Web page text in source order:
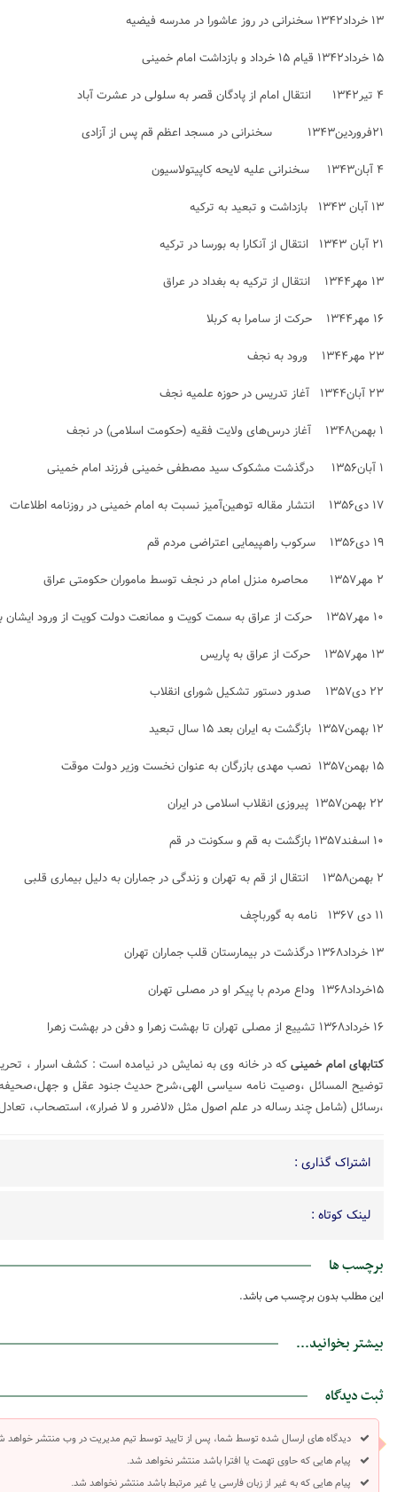
۱۳ خرداد۱۳۴۲ سخنرانی در روز عاشورا در مدرسه فیضیه
۱۵ خرداد۱۳۴۲ قیام ۱۵ خرداد و بازداشت امام خمینی
۴ تیر۱۳۴۲ انتقال امام از پادگان قصر به سلولی در عشرت آباد
۲۱فروردین۱۳۴۳ سخنرانی در مسجد اعظم قم پس از آزادی
۴ آبان۱۳۴۳ سخنرانی علیه لایحه کاپیتولاسیون
۱۳ آبان ۱۳۴۳ بازداشت و تبعید به ترکیه
۲۱ آبان ۱۳۴۳ انتقال از آنکارا به بورسا در ترکیه
۱۳ مهر۱۳۴۴ انتقال از ترکیه به بغداد در عراق
۱۶ مهر۱۳۴۴ حرکت از سامرا به کربلا
۲۳ مهر۱۳۴۴ ورود به نجف
۲۳ آبان۱۳۴۴ آغاز تدریس در حوزه علمیه نجف
۱ بهمن۱۳۴۸ آغاز درس‌های ولایت فقیه (حکومت اسلامی) در نجف
۱ آبان۱۳۵۶ درگذشت مشکوک سید مصطفی خمینی فرزند امام خمینی
۱۷ دی۱۳۵۶ انتشار مقاله توهین‌آمیز نسبت به امام خمینی در روزنامه اطلاعات
۱۹ دی۱۳۵۶ سرکوب راهپیمایی اعتراضی مردم قم
۲ مهر۱۳۵۷ محاصره منزل امام در نجف توسط ماموران حکومتی عراق
۱۰ مهر۱۳۵۷ حرکت از عراق به سمت کویت و ممانعت دولت کویت از ورود ایشان به کویت
۱۳ مهر۱۳۵۷ حرکت از عراق به پاریس
۲۲ دی۱۳۵۷ صدور دستور تشکیل شورای انقلاب
۱۲ بهمن۱۳۵۷ بازگشت به ایران بعد ۱۵ سال تبعید
۱۵ بهمن۱۳۵۷ نصب مهدی بازرگان به عنوان نخست وزیر دولت موقت
۲۲ بهمن۱۳۵۷ پیروزی انقلاب اسلامی در ایران
۱۰ اسفند۱۳۵۷ بازگشت به قم و سکونت در قم
۲ بهمن۱۳۵۸ انتقال از قم به تهران و زندگی در جماران به دلیل بیماری قلبی
۱۱ دی ۱۳۶۷ نامه به گورباچف
۱۳ خرداد۱۳۶۸ درگذشت در بیمارستان قلب جماران تهران
۱۵خرداد۱۳۶۸ وداع مردم با پیکر او در مصلی تهران
۱۶ خرداد۱۳۶۸ تشییع از مصلی تهران تا بهشت زهرا و دفن در بهشت زهرا
کتابهای امام خمینی
،رسائل (شامل چند رساله در علم اصول مثل «لاضرر و لا ضرار»، استصحاب، تعادل
اشتراک گذاری :
لینک کوتاه :
برچسب ها
این مطلب بدون برچسب می باشد.
بیشتر بخوانید...
ثبت دیدگاه
دیدگاه های ارسال شده توسط شما، پس از تایید توسط تیم مدیریت در وب منتشر خواهد
پیام هایی که حاوی تهمت یا افترا باشد منتشر نخواهد شد.
پیام هایی که به غیر از زبان فارسی یا غیر مرتبط باشد منتشر نخواهد شد.